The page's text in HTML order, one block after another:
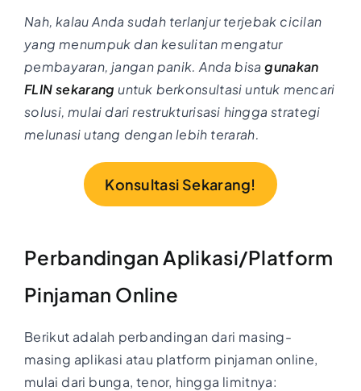
Nah, kalau Anda sudah terlanjur terjebak cicilan
yang menumpuk dan kesulitan mengatur
pembayaran, jangan panik. Anda bisagunakan
FLIN sekarang untuk berkonsultasi untuk mencari
solusi, mulai dari restrukturisasi hingga strategi
melunasi utang dengan lebih terarah.
Konsultasi Sekarang!
Perbandingan Aplikasi/Platform
Pinjaman Online
Berikut adalah perbandingan dari masing-
masing aplikasi atau platform pinjaman online,
mulai dari bunga, tenor, hingga limitnya: